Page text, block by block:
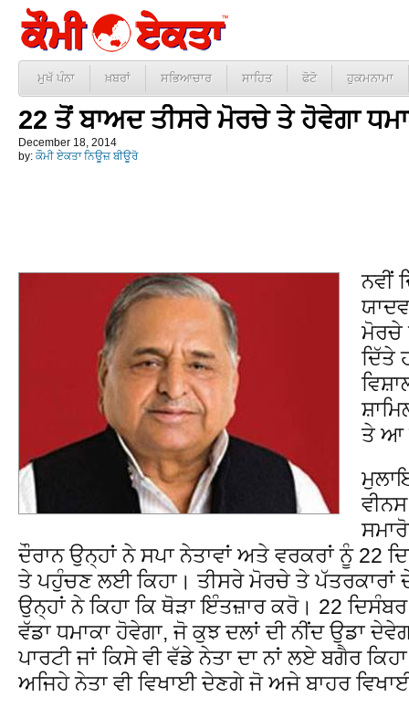
ਮੁਖੱ ਪੰਨਾ ਖ਼ਬਰਾਂ ਸਭਿਆਚਾਰ ਸਾਹਿਤ ਫੋਟੋ ਹੁਕਮਨਾਮਾ
22 ਤੋਂ ਬਾਅਦ ਤੀਸਰੇ ਮੋਰਚੇ ਤੇ ਹੋਵੇਗਾ
December 18, 2014
by: ਕੌਮੀ ਏਕਤਾ ਨਿਊਜ਼ ਬੀਊਰੋ
ਨਵੀਂ
ਮੋਰਚੇ
ਦਿੱਤੇ
ਤੇ ਆ
ਦੌਰਾਨ ਉਨ੍ਹਾਂ ਨੇ ਸਪਾ ਨੇਤਾਵਾਂ ਅਤੇ ਵਰਕਰਾਂ ਨੂੰ 22
ਤੇ ਪਹੁੰਚਣ ਲਈ ਕਿਹਾ। ਤੀਸਰੇ ਮੋਰਚੇ ਤੇ ਪੱਤਰਕਾਰਾਂ
ਉਨ੍ਹਾਂ ਨੇ ਕਿਹਾ ਕਿ ਥੋੜਾ ਇੰਤਜ਼ਾਰ ਕਰੋ। 22
ਵੱਡਾ ਧਮਾਕਾ ਹੋਵੇਗਾ, ਜੋ ਕੁਝ ਦਲਾਂ ਦੀ ਨੀਂਦ ਉਡਾ
ਪਾਰਟੀ ਜਾਂ ਕਿਸੇ ਵੀ ਵੱਡੇ ਨੇਤਾ ਦਾ ਨਾਂ ਲਏ ਬਗੈਰ
ਅਜਿਹੇ ਨੇਤਾ ਵੀ ਵਿਖਾਈ ਦੇਣਗੇ ਜੋ ਅਜੇ ਬਾਹਰ